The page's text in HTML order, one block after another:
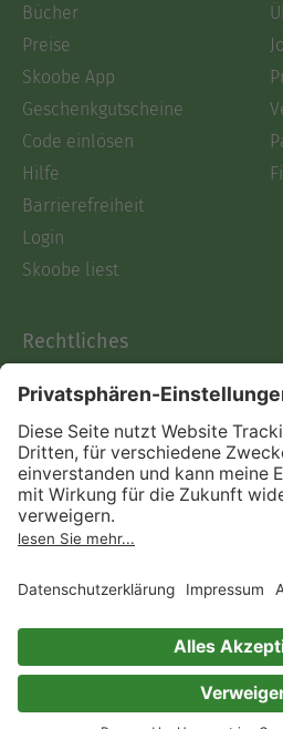
Bücher
Preise
Skoobe App
Geschenkgutscheine
Code einlösen
Hilfe
Barrierefreiheit
Login
Skoobe liest
Rechtliches
AGB
Informationen nach Data
Act
Verträge hier kündigen
Impressum
Immer ein